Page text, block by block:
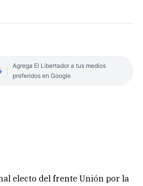
Agrega El Libertador a tus medios
preferidos en Google
electo del frente Unión por la